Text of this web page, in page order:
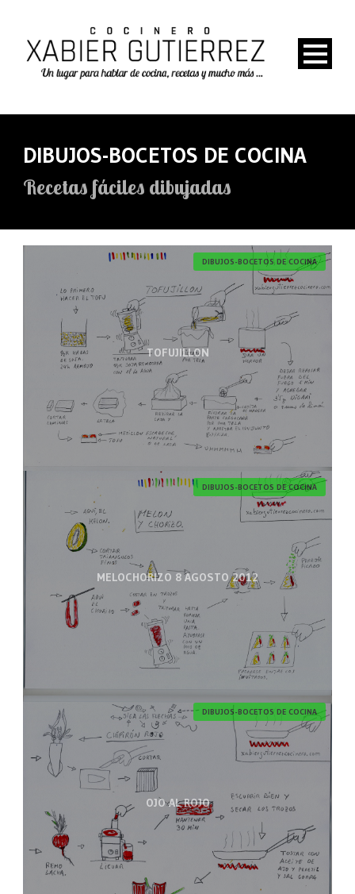
DIBUJOS-BOCETOS DE COCINA
Recetas fáciles dibujadas
TOFUJILLON
DIBUJOS-BOCETOS DE COCINA
MELOCHORIZO 8 AGOSTO 2012
DIBUJOS-BOCETOS DE COCINA
OJO AL ROJO
DIBUJOS-BOCETOS DE COCINA